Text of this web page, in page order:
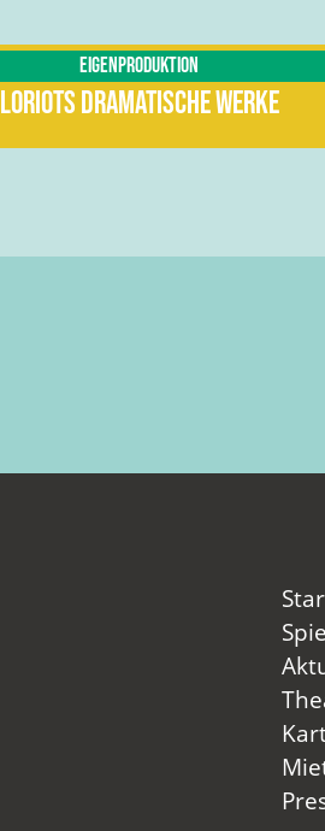
Eigenproduktion
Loriots dramatische Werke